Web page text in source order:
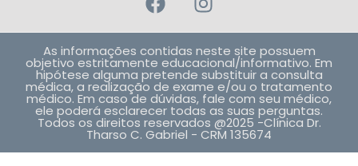
As informações contidas neste site possuem
objetivo estritamente educacional/informativo. Em
hipótese alguma pretende substituir a consulta
médica, a realização de exame e/ou o tratamento
médico. Em caso de dúvidas, fale com seu médico,
ele poderá esclarecer todas as suas perguntas.
Todos os direitos reservados @2025 -Clínica Dr.
Tharso C. Gabriel - CRM 135674